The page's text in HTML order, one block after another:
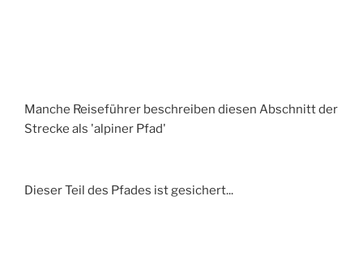
Manche Reiseführer beschreiben diesen Abschnitt der
Strecke als 'alpiner Pfad'
Dieser Teil des Pfades ist gesichert...